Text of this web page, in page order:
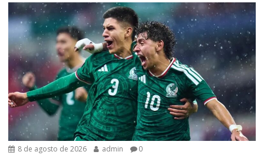
8 de agosto de 2026 admin 0